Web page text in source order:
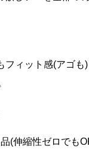
フィット感(アゴも)
(伸縮性ゼロでも